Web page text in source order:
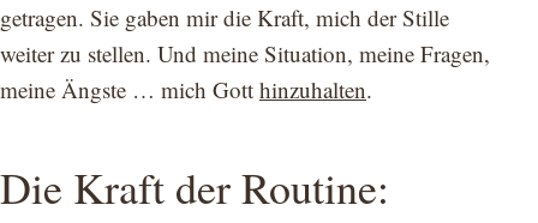
getragen. Sie gaben mir die Kraft, mich der Stille
weiter zu stellen. Und meine Situation, meine Fragen,
meine Ängste … mich Gott hinzuhalten.
Die Kraft der Routine: